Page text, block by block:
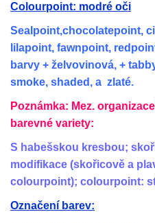
Colourpoint: modré oči
Sealpoint,chocolatepoint,
lilapoint, fawnpoint,
barvy + želvovinová, +
smoke, shaded, a zlaté.
Poznámka: Mez.
barevné variety:
S habešskou kresbou;
modifikace (skořicově a
colourpoint); colourpoint:
Označení barev: